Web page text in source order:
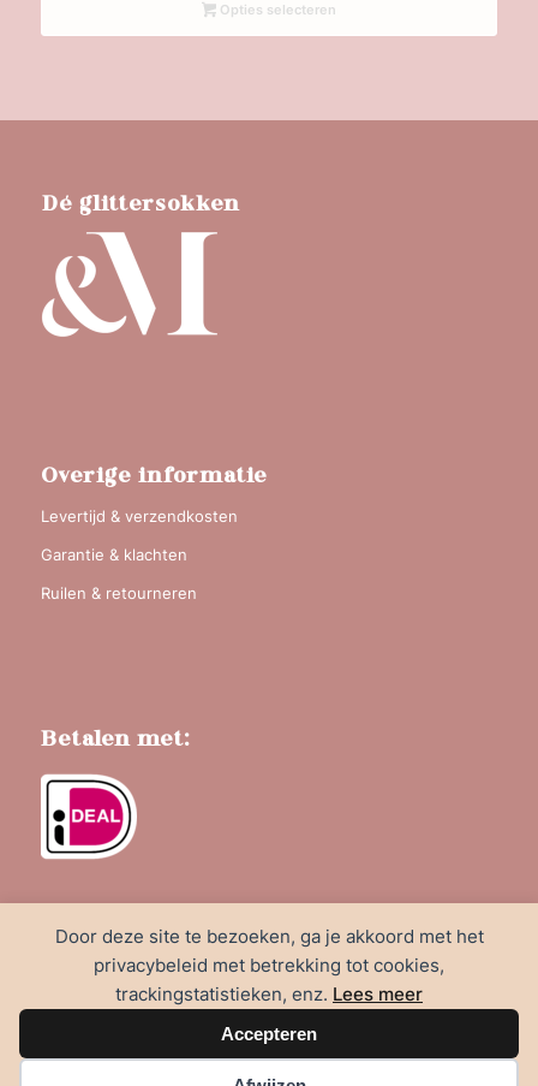
Door deze site te bezoeken, ga je akkoord met het
privacybeleid met betrekking tot cookies,
trackingstatistieken, enz. Lees meer
Accepteren
Opties selecteren
Dé glittersokken
Overige informatie
Levertijd & verzendkosten
Garantie & klachten
Ruilen & retourneren
Betalen met: